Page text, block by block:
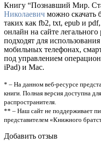
Книгу “Познавший Мир.
Николаевич можно скачать
таких как fb2, txt, epub и
онлайн на сайте
подходят для
мобильных телефонах,
под управлением
iPad) и Mac.
* – На данном веб-ресурсе
книги. Полная версия доступна
распространителя.
** – Наш сайт не поддерживает
представителем «Книжного
Добавить отзыв